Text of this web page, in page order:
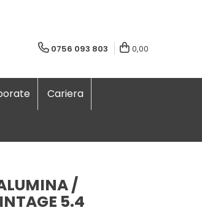
0756 093 803 0,00
Cariera
/
5.4